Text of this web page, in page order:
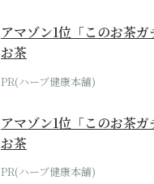
アマゾン1位「このお茶
お茶
PR(ハーブ健康本舗)
アマゾン1位「このお茶
お茶
PR(ハーブ健康本舗)